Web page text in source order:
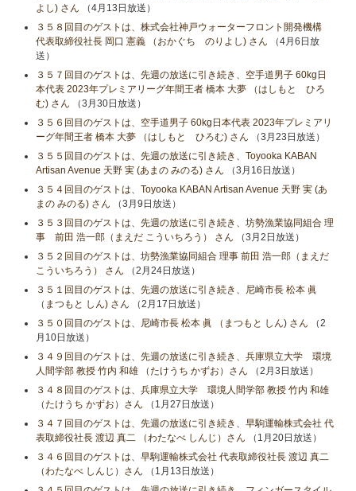
よし) さん （4月13日放送）
３５８回目のゲストは、株式会社神戸ウォーターフロント開発機構
代表取締役社長 岡口 憲義 （おかぐち のりよし) さん （4月6日放
送）
３５７回目のゲストは、先週の放送に引き続き、空手道男子 60kg日
本代表 2023年プレミアリーグ年間王者 橋本 大夢 （はしもと ひろ
む) さん （3月30日放送）
３５６回目のゲストは、空手道男子 60kg日本代表 2023年プレミアリ
ーグ年間王者 橋本 大夢 （はしもと ひろむ) さん （3月23日放送）
３５５回目のゲストは、先週の放送に引き続き、Toyooka KABAN
Artisan Avenue 天野 実 (あまの みのる) さん （3月16日放送）
３５４回目のゲストは、Toyooka KABAN Artisan Avenue 天野 実 (あ
まの みのる) さん （3月9日放送）
３５３回目のゲストは、先週の放送に引き続き、坊勢漁業協同組合 理
事 前田 浩一郎（まえだ こういちろう） さん （3月2日放送）
３５２回目のゲストは、坊勢漁業協同組合 理事 前田 浩一郎（まえだ
こういちろう） さん （2月24日放送）
３５１回目のゲストは、先週の放送に引き続き、尼崎市長 松本 眞
（まつもと しん) さん （2月17日放送）
３５０回目のゲストは、尼崎市長 松本 眞 （まつもと しん) さん （2
月10日放送）
３４９回目のゲストは、先週の放送に引き続き、兵庫県立大学 環境
人間学部 教授 竹内 和雄 （たけうち かずお）さん （2月3日放送）
３４８回目のゲストは、兵庫県立大学 環境人間学部 教授 竹内 和雄
（たけうち かずお）さん （1月27日放送）
３４７回目のゲストは、先週の放送に引き続き、早駒運輸株式会社 代
表取締役社長 渡辺 真二 （わたなべ しんじ）さん （1月20日放送）
３４６回目のゲストは、早駒運輸株式会社 代表取締役社長 渡辺 真二
（わたなべ しんじ）さん （1月13日放送）